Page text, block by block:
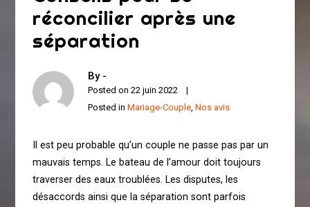
réconcilier après une
séparation
By -
Posted on22 juin 2022
Posted inMariage-Couple ,Nos avis
Il est peu probable qu’un couple ne passe pas par un
mauvais temps. Le bateau de l’amour doit toujours
traverser des eaux troublées. Les disputes, les
désaccords ainsi que la séparation sont parfois